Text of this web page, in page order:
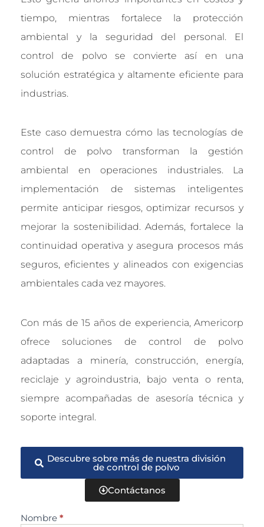
tiempo, mientras fortalece la protección
ambiental y la seguridad del personal. El
control de polvo se convierte así en una
solución estratégica y altamente eficiente para
industrias.
Este caso demuestra cómo las tecnologías de
control de polvo transforman la gestión
ambiental en operaciones industriales. La
implementación de sistemas inteligentes
permite anticipar riesgos, optimizar recursos y
mejorar la sostenibilidad. Además, fortalece la
continuidad operativa y asegura procesos más
seguros, eficientes y alineados con exigencias
ambientales cada vez mayores.
Con más de 15 años de experiencia, Americorp
ofrece soluciones de control de polvo
adaptadas a minería, construcción, energía,
reciclaje y agroindustria, bajo venta o renta,
siempre acompañadas de asesoría técnica y
soporte integral.
Descubre sobre más de nuestra división
de control de polvo
Contáctanos
Cotizar
Nombre *